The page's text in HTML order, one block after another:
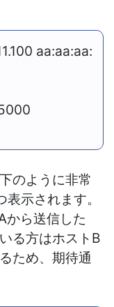
aa:aa:aa:
のように非常
示されます。
から送信した
る方はホストB
ため、期待通